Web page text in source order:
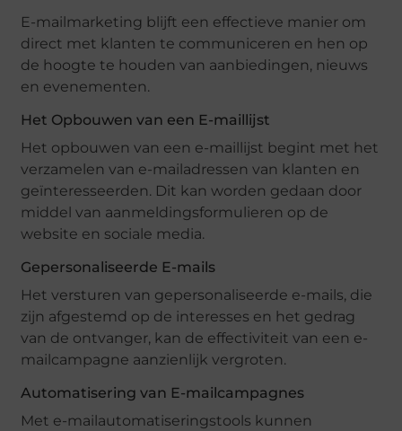
E-mailmarketing blijft een effectieve manier om
direct met klanten te communiceren en hen op
de hoogte te houden van aanbiedingen, nieuws
en evenementen.
Het Opbouwen van een E-maillijst
Het opbouwen van een e-maillijst begint met het
verzamelen van e-mailadressen van klanten en
geïnteresseerden. Dit kan worden gedaan door
middel van aanmeldingsformulieren op de
website en sociale media.
Gepersonaliseerde E-mails
Het versturen van gepersonaliseerde e-mails, die
zijn afgestemd op de interesses en het gedrag
van de ontvanger, kan de effectiviteit van een e-
mailcampagne aanzienlijk vergroten.
Automatisering van E-mailcampagnes
Met e-mailautomatiseringstools kunnen